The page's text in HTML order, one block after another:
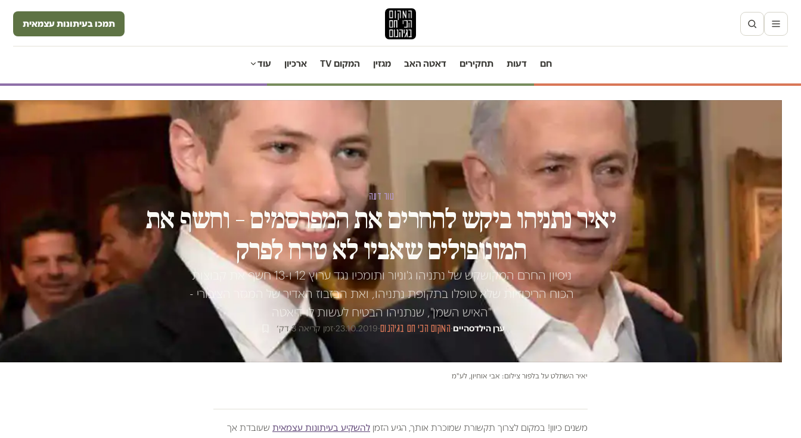
תמכו בעיתונות עצמאית
חם דעות תחקירים דאטה האב מגזין המקום TV ארכיון עוד
טור דעה
יאיר נתניהו ביקש להחרים את המפרסמים – וחשף את
המונופולים שאביו לא טרח לפרק
ניסיון החרם המקושקש של נתניהו ג'וניור ותומכיו נגד ערוץ 12 ו-13 חשף את קבוצות
הכוח הריכוזיות שלא טופלו בתקופת נתניהו, ואת הבזבוז האדיר של המגזר הציבורי -
"האיש השמן", שנתניהו הבטיח לעשות לו דיאטה
ערן הילדסהיים·המקום הכי חם בגיהנום·
23.10.2019
·זמן קריאה 3 דק׳
יאיר השתלט על בלפור צילום: אבי אוחיון, לע"מ
משנים כיוון! במקום לצרוך תקשורת שמוכרת אותך, הגיע הזמן להשקיע בעיתונות עצמאית שעובדת אך